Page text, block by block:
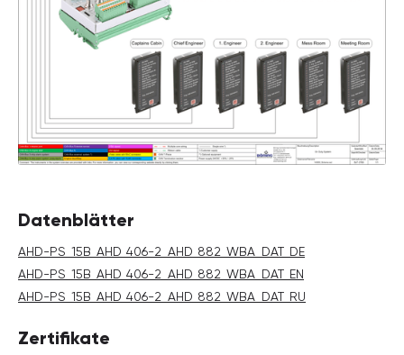
Datenblätter
AHD-PS_15B_AHD_406-2_AHD_882_WBA_DAT_DE
AHD-PS_15B_AHD_406-2_AHD_882_WBA_DAT_EN
AHD-PS_15B_AHD_406-2_AHD_882_WBA_DAT_RU
Zertifikate